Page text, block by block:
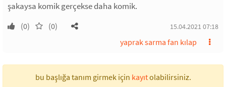
şakaysa komik gerçekse daha komik.
(0) (0) 15.04.2021 07:18
yaprak sarma fan kılap
bu başlığa tanım girmek için kayıtolabilirsiniz.